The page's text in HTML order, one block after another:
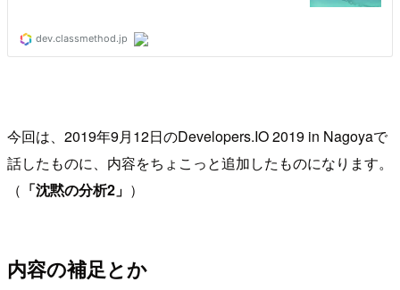
今回は、2019年9月12日のDevelopers.IO 2019 in Nagoyaで
話したものに、内容をちょこっと追加したものになります。
（ 「沈黙の分析2」 ）
内容の補足とか